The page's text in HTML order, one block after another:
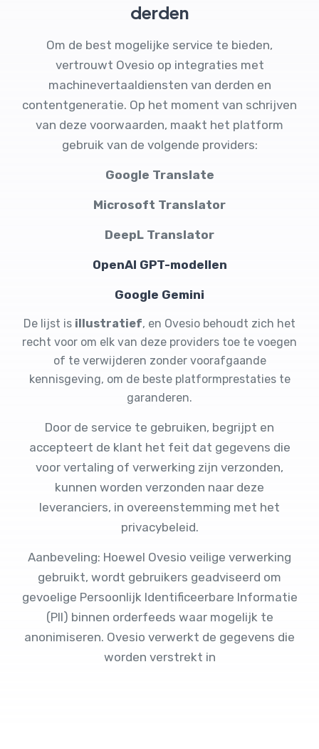
derden
Om de best mogelijke service te bieden,
vertrouwt Ovesio op integraties met
machinevertaaldiensten van derden en
contentgeneratie. Op het moment van schrijven
van deze voorwaarden, maakt het platform
gebruik van de volgende providers:
Google Translate
Microsoft Translator
DeepL Translator
OpenAI GPT-modellen
Google Gemini
De lijst is illustratief, en Ovesio behoudt zich het
recht voor om elk van deze providers toe te voegen
of te verwijderen zonder voorafgaande
kennisgeving, om de beste platformprestaties te
garanderen.
Door de service te gebruiken, begrijpt en
accepteert de klant het feit dat gegevens die
voor vertaling of verwerking zijn verzonden,
kunnen worden verzonden naar deze
leveranciers, in overeenstemming met het
privacybeleid.
Aanbeveling: Hoewel Ovesio veilige verwerking
gebruikt, wordt gebruikers geadviseerd om
gevoelige Persoonlijk Identificeerbare Informatie
(PII) binnen orderfeeds waar mogelijk te
anonimiseren. Ovesio verwerkt de gegevens die
worden verstrekt in